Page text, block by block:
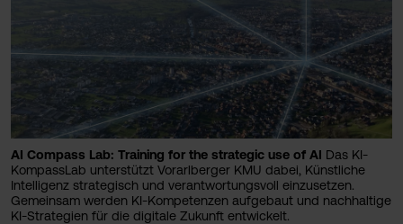
AI Compass Lab: Training for the strategic use of AI Das KI-
KompassLab unterstützt Vorarlberger KMU dabei, Künstliche
Intelligenz strategisch und verantwortungsvoll einzusetzen.
Gemeinsam werden KI-Kompetenzen aufgebaut und nachhaltige
KI-Strategien für die digitale Zukunft entwickelt.